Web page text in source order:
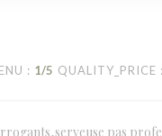
: 1/5 QUALITY_PRICE
pas